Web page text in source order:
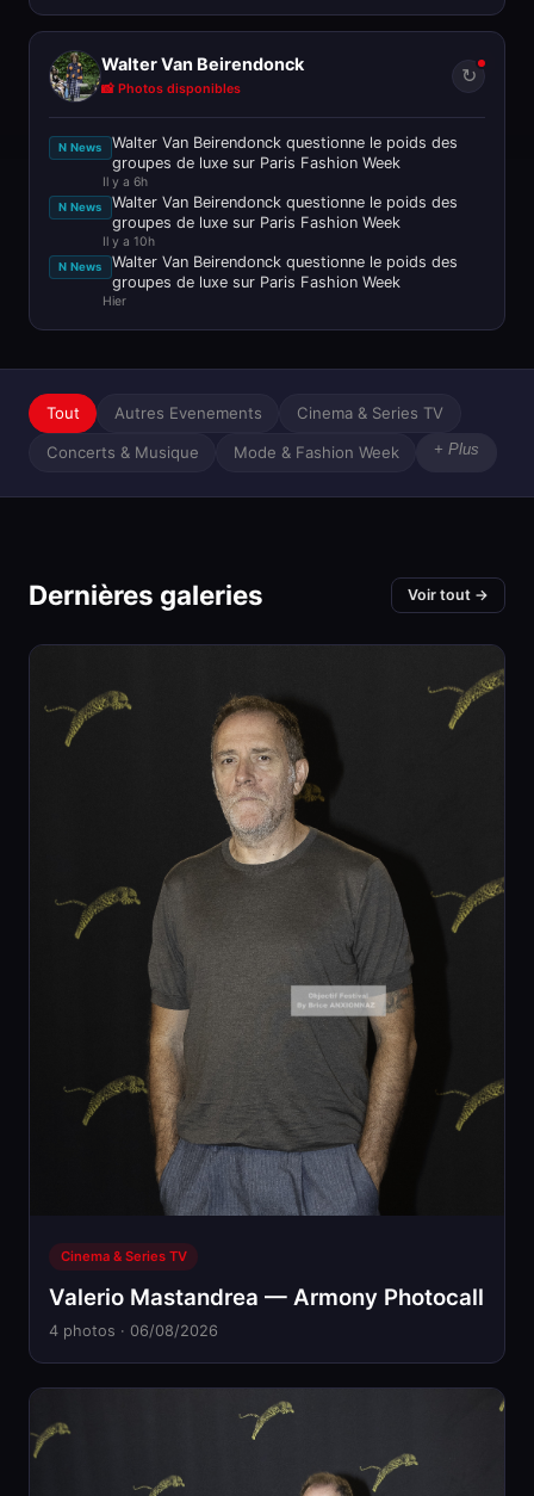
Walter Van Beirendonck
📸 Photos disponibles
↻
N News
Walter Van Beirendonck questionne le poids des
groupes de luxe sur Paris Fashion Week
Il y a 6h
N News
Walter Van Beirendonck questionne le poids des
groupes de luxe sur Paris Fashion Week
Il y a 10h
N News
Walter Van Beirendonck questionne le poids des
groupes de luxe sur Paris Fashion Week
Hier
Tout Autres Evenements Cinema & Series TV
Concerts & Musique Mode & Fashion Week + Plus
Dernières galeries Voir tout →
Cinema & Series TV
Valerio Mastandrea — Armony Photocall
4 photos · 06/08/2026